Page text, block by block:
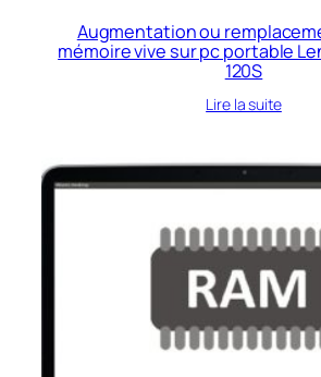
Augmentation ou
mémoire vive sur pc portable
120S
Lire la suite